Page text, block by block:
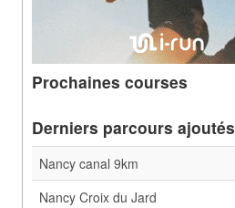
Prochaines courses
Derniers parcours ajoutés
Nancy canal 9km
Nancy Croix du Jard